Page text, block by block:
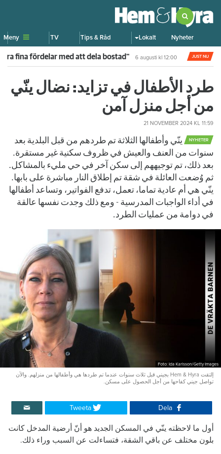
Nyheter
Lokalt
Tips & Råd
TV
Meny
JUST NU
fina fördelar med att dela bostad" 6 augusti kl 12:00
طرد الأطفال في تزايد: نضال ينّي
من أجل منزل آمن
21 NOVEMBER 2024 KL 11:59
NYHETER
ينّي وأطفالها الثلاثة تم طردهم من قبل البلدية بعد
سنوات من العنف والعيش في ظروف سكنية غير مستقرة.
بعد ذلك، تم توجيههم إلى سكن آخر في حي مليء بالمشاكل.
ثم وُضعت العائلة في شقة تم إطلاق النار مباشرة على بابها.
ينّي هي أم عادية تماما، تعمل، تدفع الفواتير، وتساعد أطفالها
في أداء الواجبات المدرسية - ومع ذلك وجدت نفسها عالقة
في دوامة من عمليات الطرد.
Foto: Ida Karlsson/Getty Images
إلتقت Hem & Hyra بجيني قبل ثلاث سنوات عندما تم طردها هي وأطفالها من منزلهم. والآن
تواصل جيني كفاحها من أجل الحصول على مسكن.
Dela
Tweeta
أول ما لاحظته ينّي في المسكن الجديد هو أنّ أرضية المدخل كانت
بلون مختلف عن باقي الشقة، فتساءلت عن السبب وراء ذلك.